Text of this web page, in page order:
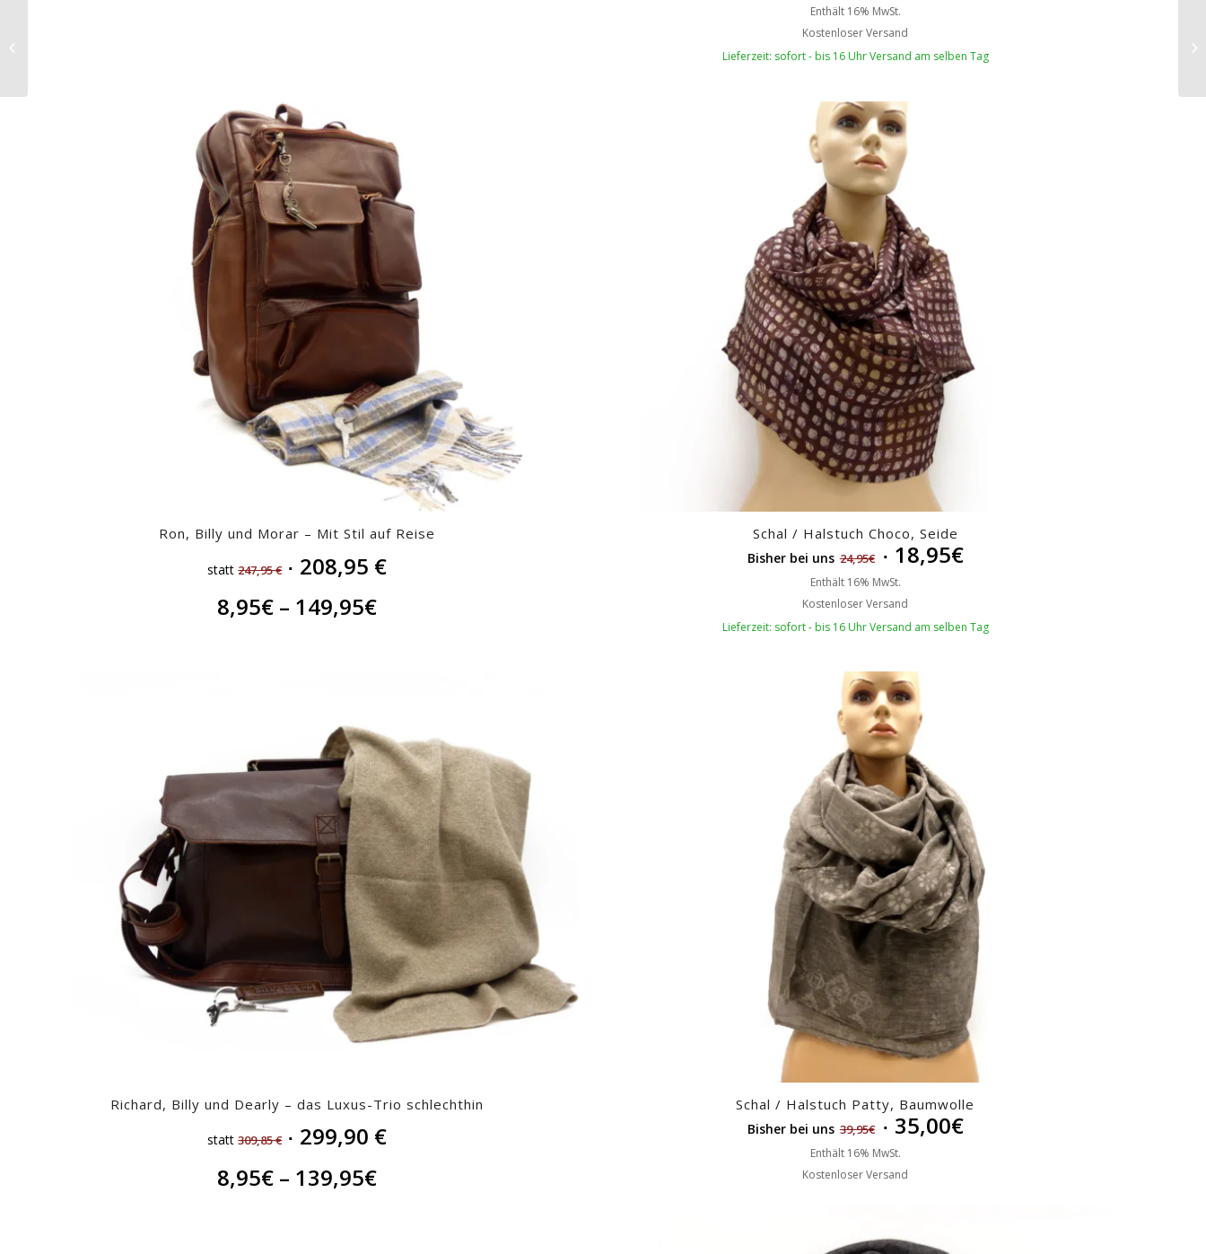
Enthält 16% MwSt.
Kostenloser Versand
Lieferzeit: sofort - bis 16 Uhr Versand am selben Tag
Ron, Billy und Morar – Mit Stil auf Reise
statt 247,95€ 208,95 €
8,95€ – 149,95€
Schal / Halstuch Choco, Seide
Bisher bei uns 24,95€ 18,95€
Enthält 16% MwSt.
Kostenloser Versand
Lieferzeit: sofort - bis 16 Uhr Versand am selben Tag
Richard, Billy und Dearly – das Luxus-Trio schlechthin
statt 309,85€ 299,90 €
8,95€ – 139,95€
Schal / Halstuch Patty, Baumwolle
Bisher bei uns 39,95€ 35,00€
Enthält 16% MwSt.
Kostenloser Versand